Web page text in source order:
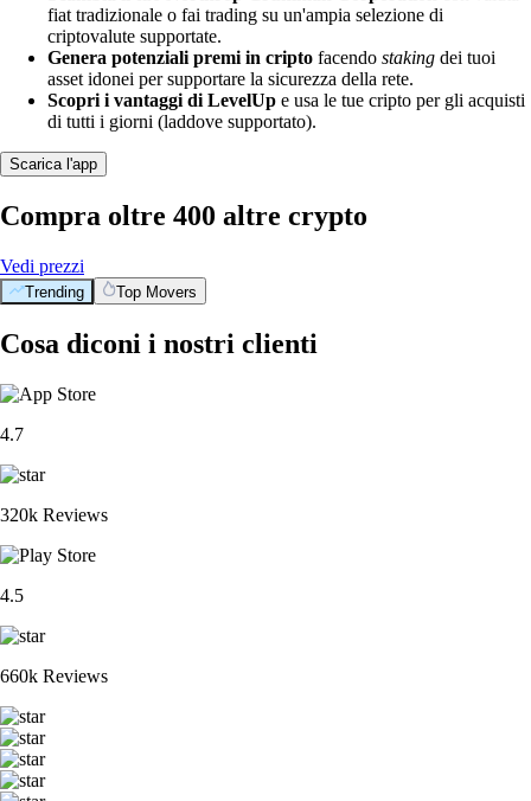
fiat tradizionale o fai trading su un'ampia selezione di
criptovalute supportate.
Genera potenziali premi in cripto facendo staking dei tuoi
asset idonei per supportare la sicurezza della rete.
Scopri i vantaggi di LevelUp e usa le tue cripto per gli acquisti
di tutti i giorni (laddove supportato).
Scarica l'app
Compra oltre 400 altre crypto
Vedi prezzi
Trending Top Movers
Cosa diconi i nostri clienti
4.7
320k Reviews
4.5
660k Reviews